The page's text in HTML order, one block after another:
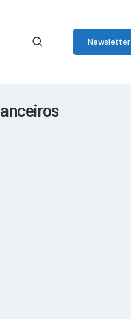
Newsletter